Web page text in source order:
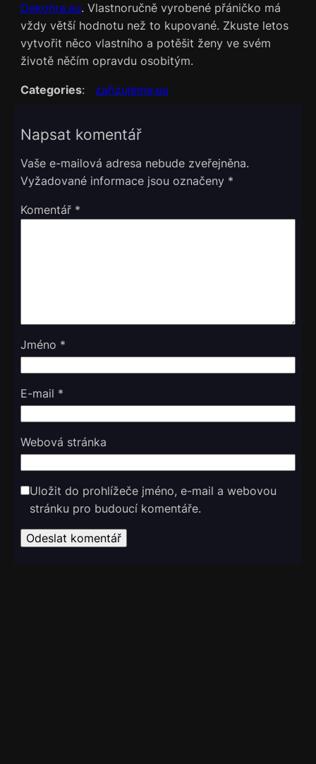
Dekohra.eu. Vlastnoručně vyrobené přáničko má
vždy větší hodnotu než to kupované. Zkuste letos
vytvořit něco vlastního a potěšit ženy ve svém
životě něčím opravdu osobitým.
Categories: zařizujeme.eu
Napsat komentář
Vaše e-mailová adresa nebude zveřejněna.
Vyžadované informace jsou označeny *
Komentář *
Jméno *
E-mail *
Webová stránka
Uložit do prohlížeče jméno, e-mail a webovou
stránku pro budoucí komentáře.